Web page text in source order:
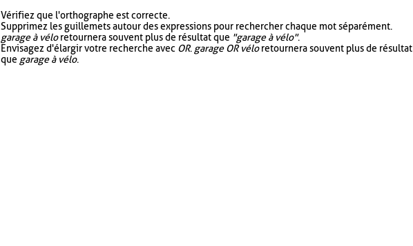
Vérifiez que l'orthographe est correcte.
Supprimez les guillemets autour des expressions pour rechercher chaque mot séparément.
garage à véloretournera souvent plus de résultat que "garage à vélo".
Envisagez d'élargir votre recherche avec OR. garage OR véloretournera souvent plus de résultat
que garage à vélo.